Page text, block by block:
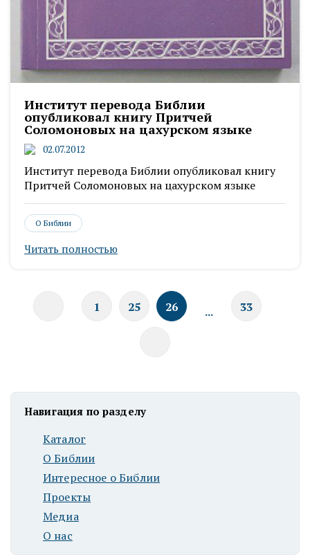
Институт перевода Библии
опубликовал книгу Притчей
Соломоновых на цахурском языке
02.07.2012
Институт перевода Библии опубликовал книгу
Притчей Соломоновых на цахурском языке
О Библии
Читать полностью
1 25 26 ... 33
Навигация по разделу
Каталог
О Библии
Интересное о Библии
Проекты
Медиа
О нас